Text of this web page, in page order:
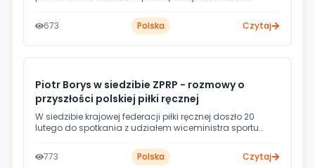
i chłopców - wywalczyło prawo gry w majowych
finałach, które odbędą się w Łodzi.
673 Polska Czytaj
Piotr Borys w siedzibie ZPRP - rozmowy o
przyszłości polskiej piłki ręcznej
W siedzibie krajowej federacji piłki ręcznej doszło 20
lutego do spotkania z udziałem wiceministra sportu
Sławomirem Szmalem. Rozmowy dotyczyły kontynuacji
wspólnych działań na rzecz odbudowy dyscypliny w
773 Polska Czytaj